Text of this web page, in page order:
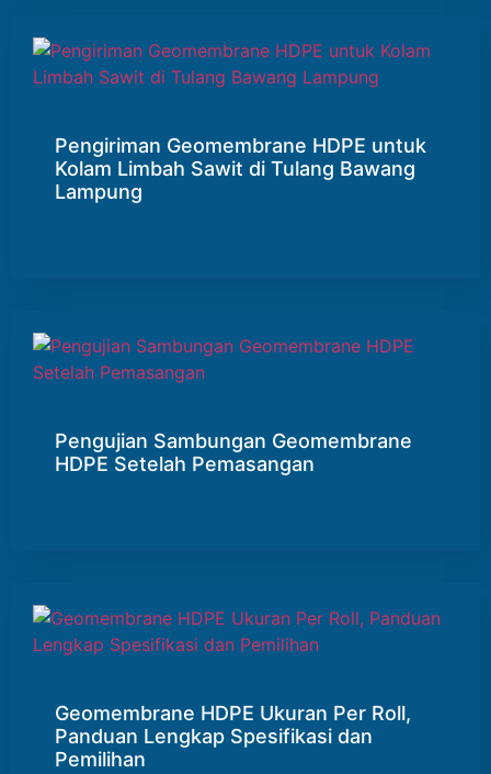
Pengiriman Geomembrane HDPE untuk
Kolam Limbah Sawit di Tulang Bawang
Lampung
Pengujian Sambungan Geomembrane
HDPE Setelah Pemasangan
Geomembrane HDPE Ukuran Per Roll,
Panduan Lengkap Spesifikasi dan
Pemilihan